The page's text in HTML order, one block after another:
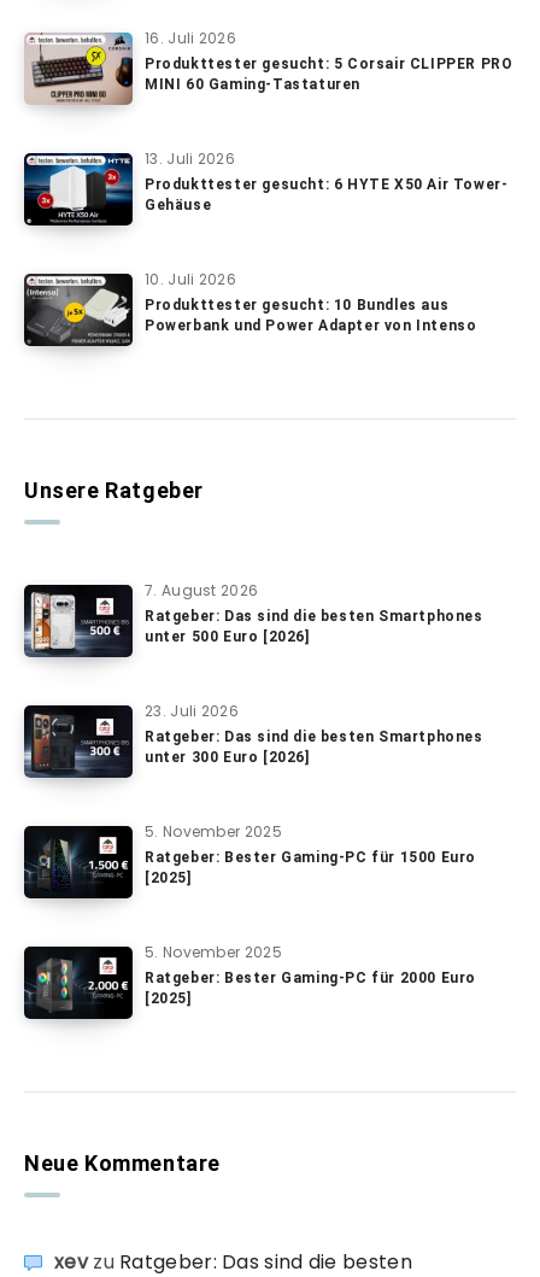
16. Juli 2026
Produkttester gesucht: 5 Corsair CLIPPER PRO
MINI 60 Gaming-Tastaturen
13. Juli 2026
Produkttester gesucht: 6 HYTE X50 Air Tower-
Gehäuse
10. Juli 2026
Produkttester gesucht: 10 Bundles aus
Powerbank und Power Adapter von Intenso
Unsere Ratgeber
7. August 2026
Ratgeber: Das sind die besten Smartphones
unter 500 Euro [2026]
23. Juli 2026
Ratgeber: Das sind die besten Smartphones
unter 300 Euro [2026]
5. November 2025
Ratgeber: Bester Gaming-PC für 1500 Euro
[2025]
5. November 2025
Ratgeber: Bester Gaming-PC für 2000 Euro
[2025]
Neue Kommentare
xevzu Ratgeber: Das sind die besten